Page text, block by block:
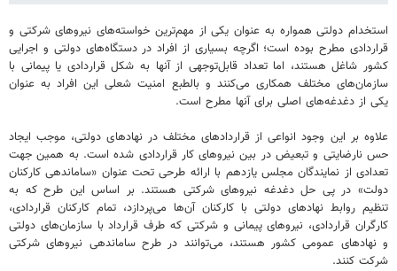
استخدام دولتی همواره به عنوان یکی از مهم‌ترین خواسته‌های نیروهای شرکتی و
قراردادی مطرح بوده است؛ اگرچه بسیاری از افراد در دستگاه‌های دولتی و اجرایی
کشور شاغل هستند، اما تعداد قابل‌توجهی از آنها به شکل قراردادی یا پیمانی با
سازمان‌های مختلف همکاری می‌کنند و بالطبع امنیت شعلی این افراد به عنوان
یکی از دغدغه‌های اصلی برای آنها مطرح است.
علاوه بر این وجود انواعی از قراردادهای مختلف در نهادهای دولتی، موجب ایجاد
حس نارضایتی و تبعیض در بین نیروهای کار قراردادی شده است. به همین جهت
تعدادی از نمایندگان مجلس یازدهم با ارائه‌ طرحی تحت عنوان «ساماندهی کارکنان
دولت» در پی حل دغدغه نیروهای شرکتی هستند. بر اساس این طرح که به
تنظیم روابط نهادهای دولتی با کارکنان آن‌ها می‌پردازد، تمام کارکنان قراردادی،
کارگران قراردادی، نیروهای پیمانی و شرکتی که طرف قرارداد با سازمان‌های دولتی
و نهادهای عمومی کشور هستند، می‌توانند در طرح ساماندهی نیروهای شرکتی
شرکت کنند.